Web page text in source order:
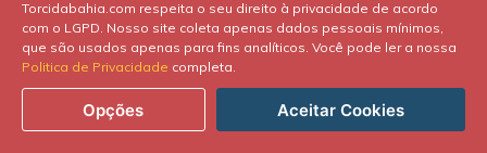
torcidabahia.com
Torcidabahia.com respeita o seu direito à privacidade de acordo
com o LGPD. Nosso site coleta apenas dados pessoais mínimos,
que são usados apenas para fins analíticos. Você pode ler a nossa
Politica de Privacidade completa.
Opções Aceitar Cookies